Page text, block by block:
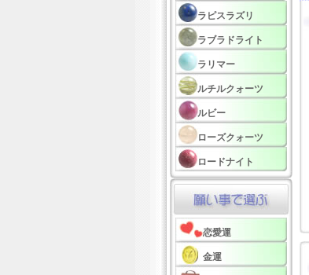
ラピスラズリ
ラブラドライト
ラリマー
ルチルクォーツ
ルビー
ローズクォーツ
ロードナイト
恋愛運
金運